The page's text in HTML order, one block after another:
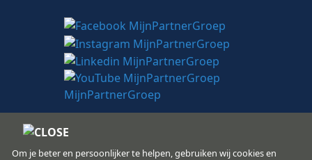
Om je beter en persoonlijker te helpen, gebruiken wij cookies en